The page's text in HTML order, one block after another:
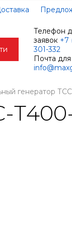
Телефон
заявок +7
301-332
Почта для
генератор